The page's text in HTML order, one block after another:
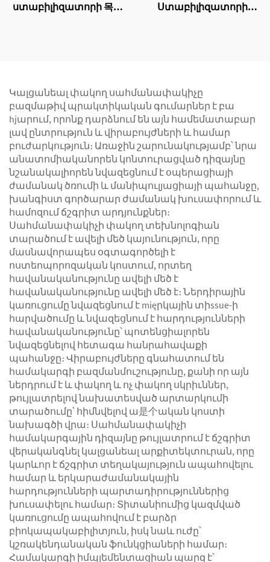
ստաբիլիզատորի 목목
Ստաբիլիզատորի
Կալցանեալ փակող սահմանափակիչը
բազմաթիվ պրակտիկական գումարներ է բա
hjարում, որոնք դարձնում են այն համեմատաբար
լավ ընտրություն և վիրաբույժների և համար
բուժարկություն։ Առաջին շարունակությամբ՝ նրա
անատոմիականորեն կոնտուրացված դիզայնը
նշանակալիորեն նվազեցնում է օպերացիայի
ժամանակ ծռումի և մանիպուլյացիայի պահանջը,
խանգիստ գործարար ժամանակ խուսափորում և
համոզում ճշգրիտ արդյունքներ։
Սահմանափակիչի փակող տեխնոլոգիան
տարածում է ավելի մեծ կայունություն, որը
մասնավորապես օգտագործելի է
ոստեոպորոզական կոստում, որտեղ
հավանականությունը ավելի մեծ է
հավանականությունը ավելի մեծ է։ Ներդիրային
կառուցումը նվազեցնում է mięրկային տիssue-ի
հարվածումը և նվազեցնում է հարդությունների
հավանականությունը՝ պոտենցիալորեն
նվազեցնելով հետագա հանրահավաքի
պահանջը։ Վիրաբույժները գնահատում են
համակարգի բազմանմուշությունը, քանի որ այն
ներդրում է և փակող և ոչ փակող սկրիւններ,
թույլատրելով նախատեսված արտարկումի
տարածումը՝ հիմնվելով ա是个ական կոստի
նախագծի վրա։ Սահմանափակիչի
համակարգային դիզայնը թույլատրում է ճշգրիտ
վերականգնել կալցանեալ արքիտեկտուրան, որը
կարևոր է ճշգրիտ տեղակայություն ապահովելու
համար և երկարաժամանակային
հարդությունների պարտադիրություններից
խուսափելու համար։ Տիտանիումից կազմված
կառուցումը ապահովում է բարձր
բիոկապակաբիլիտյուն, իսկ նաև ուժը՝
կշռակենդանական ֆունկցիաների համար։
Համակարգի իմպլեմենտացիան պարզ է՝